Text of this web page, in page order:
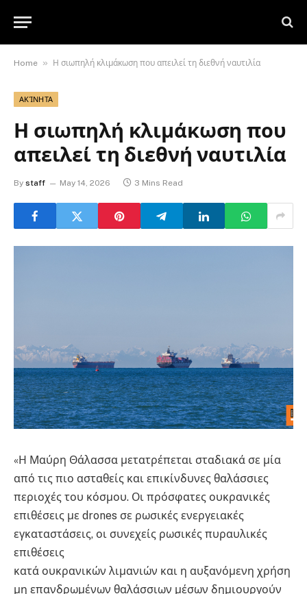
Home » Η σιωπηλή κλιμάκωση που απειλεί τη διεθνή ναυτιλία
ΑΚΊΝΗΤΑ
Η σιωπηλή κλιμάκωση που
απειλεί τη διεθνή ναυτιλία
By staff May 14, 2026 3 Mins Read
«Η Μαύρη Θάλασσα μετατρέπεται σταδιακά σε μία
από τις πιο ασταθείς και επικίνδυνες θαλάσσιες
περιοχές του κόσμου. Οι πρόσφατες ουκρανικές
επιθέσεις με drones σε ρωσικές ενεργειακές
εγκαταστάσεις, οι συνεχείς ρωσικές πυραυλικές
επιθέσεις
κατά ουκρανικών λιμανιών και η αυξανόμενη χρήση
μη επανδρωμένων θαλάσσιων μέσων δημιουργούν